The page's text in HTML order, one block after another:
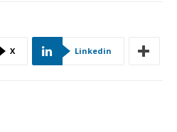
X Linkedin